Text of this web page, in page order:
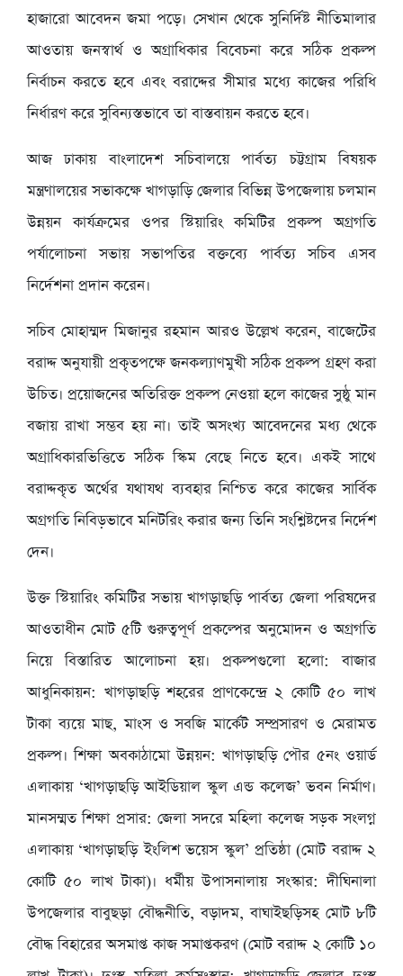
হাজারো আবেদন জমা পড়ে। সেখান থেকে সুনির্দিষ্ট নীতিমালার
আওতায় জনস্বার্থ ও অগ্রাধিকার বিবেচনা করে সঠিক প্রকল্প
নির্বাচন করতে হবে এবং বরাদ্দের সীমার মধ্যে কাজের পরিধি
নির্ধারণ করে সুবিন্যস্তভাবে তা বাস্তবায়ন করতে হবে।
আজ ঢাকায় বাংলাদেশ সচিবালয়ে পার্বত্য চট্টগ্রাম বিষয়ক
মন্ত্রণালয়ের সভাকক্ষে খাগড়াড়ি জেলার বিভিন্ন উপজেলায় চলমান
উন্নয়ন কার্যক্রমের ওপর স্টিয়ারিং কমিটির প্রকল্প অগ্রগতি
পর্যালোচনা সভায় সভাপতির বক্তব্যে পার্বত্য সচিব এসব
নির্দেশনা প্রদান করেন।
সচিব মোহাম্মদ মিজানুর রহমান আরও উল্লেখ করেন, বাজেটের
বরাদ্দ অনুযায়ী প্রকৃতপক্ষে জনকল্যাণমুখী সঠিক প্রকল্প গ্রহণ করা
উচিত। প্রয়োজনের অতিরিক্ত প্রকল্প নেওয়া হলে কাজের সুষ্ঠু মান
বজায় রাখা সম্ভব হয় না। তাই অসংখ্য আবেদনের মধ্য থেকে
অগ্রাধিকারভিত্তিতে সঠিক স্কিম বেছে নিতে হবে। একই সাথে
বরাদ্দকৃত অর্থের যথাযথ ব্যবহার নিশ্চিত করে কাজের সার্বিক
অগ্রগতি নিবিড়ভাবে মনিটরিং করার জন্য তিনি সংশ্লিষ্টদের নির্দেশ
দেন।
উক্ত স্টিয়ারিং কমিটির সভায় খাগড়াছড়ি পার্বত্য জেলা পরিষদের
আওতাধীন মোট ৫টি গুরুত্বপূর্ণ প্রকল্পের অনুমোদন ও অগ্রগতি
নিয়ে বিস্তারিত আলোচনা হয়। প্রকল্পগুলো হলো: বাজার
আধুনিকায়ন: খাগড়াছড়ি শহরের প্রাণকেন্দ্রে ২ কোটি ৫০ লাখ
টাকা ব্যয়ে মাছ, মাংস ও সবজি মার্কেট সম্প্রসারণ ও মেরামত
প্রকল্প। শিক্ষা অবকাঠামো উন্নয়ন: খাগড়াছড়ি পৌর ৫নং ওয়ার্ড
এলাকায় ‘খাগড়াছড়ি আইডিয়াল স্কুল এন্ড কলেজ’ ভবন নির্মাণ।
মানসম্মত শিক্ষা প্রসার: জেলা সদরে মহিলা কলেজ সড়ক সংলগ্ন
এলাকায় ‘খাগড়াছড়ি ইংলিশ ভয়েস স্কুল’ প্রতিষ্ঠা (মোট বরাদ্দ ২
কোটি ৫০ লাখ টাকা)। ধর্মীয় উপাসনালায় সংস্কার: দীঘিনালা
উপজেলার বাবুছড়া বৌদ্ধনীতি, বড়াদম, বাঘাইছড়িসহ মোট ৮টি
বৌদ্ধ বিহারের অসমাপ্ত কাজ সমাপ্তকরণ (মোট বরাদ্দ ২ কোটি ১০